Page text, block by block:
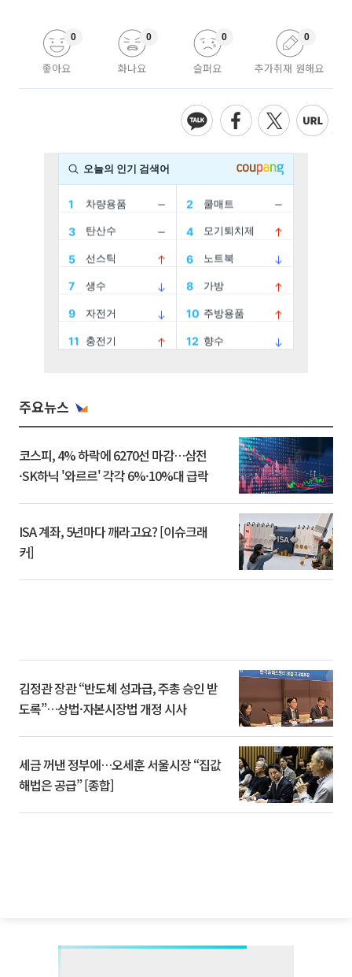
좋아요
0
화나요
0
슬퍼요
0
추가취재 원해요
0
주요뉴스
코스피, 4% 하락에 6270선 마감…삼전
·SK하닉 '와르르' 각각 6%·10%대 급락
ISA 계좌, 5년마다 깨라고요? [이슈크래
커]
김정관 장관 “반도체 성과급, 주총 승인 받
도록”…상법·자본시장법 개정 시사
세금 꺼낸 정부에…오세훈 서울시장 “집값
해법은 공급” [종합]